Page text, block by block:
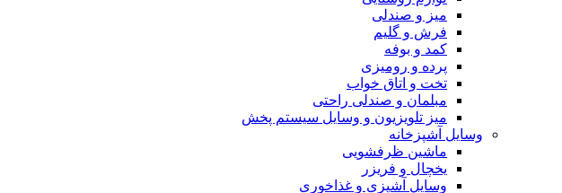
میز و صندلی
فرش و گلیم
کمد و بوفه
پرده و رومیزی
تخت و اتاق خواب
مبلمان و صندلی راحتی
میز تلویزیون و وسایل سیستم پخش
وسایل آشپزخانه
ماشین ظرفشویی
یخچال و فریزر
وسایل آشپزی و غذاخوری